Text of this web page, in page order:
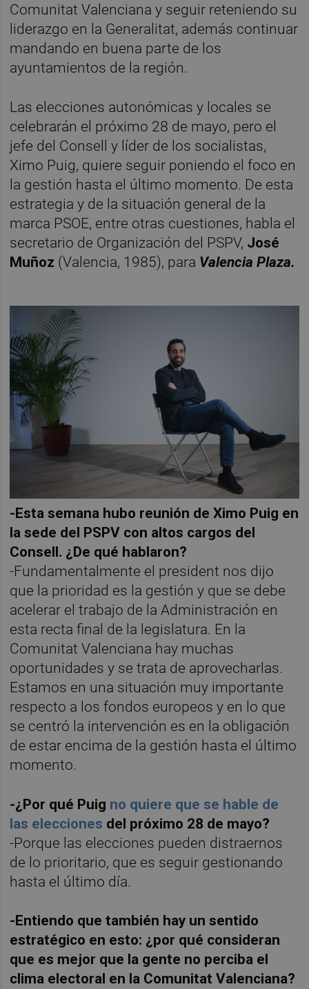
Comunitat Valenciana y seguir reteniendo su
liderazgo en la Generalitat, además continuar
mandando en buena parte de los
ayuntamientos de la región.
Las elecciones autonómicas y locales se
celebrarán el próximo 28 de mayo, pero el
jefe del Consell y líder de los socialistas,
Ximo Puig, quiere seguir poniendo el foco en
la gestión hasta el último momento. De esta
estrategia y de la situación general de la
marca PSOE, entre otras cuestiones, habla el
secretario de Organización del PSPV, José
Muñoz (Valencia, 1985), para Valencia Plaza.
-Esta semana hubo reunión de Ximo Puig en
la sede del PSPV con altos cargos del
Consell. ¿De qué hablaron?
-Fundamentalmente el president nos dijo
que la prioridad es la gestión y que se debe
acelerar el trabajo de la Administración en
esta recta final de la legislatura. En la
Comunitat Valenciana hay muchas
oportunidades y se trata de aprovecharlas.
Estamos en una situación muy importante
respecto a los fondos europeos y en lo que
se centró la intervención es en la obligación
de estar encima de la gestión hasta el último
momento.
-¿Por qué Puig no quiere que se hable de
las elecciones del próximo 28 de mayo?
-Porque las elecciones pueden distraernos
de lo prioritario, que es seguir gestionando
hasta el último día.
-Entiendo que también hay un sentido
estratégico en esto: ¿por qué consideran
que es mejor que la gente no perciba el
clima electoral en la Comunitat Valenciana?